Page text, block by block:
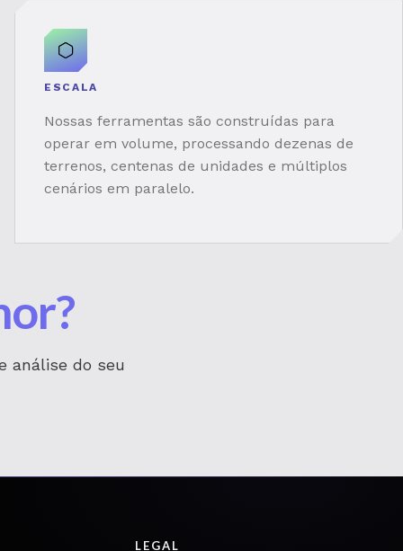
ESCALA
Nossas ferramentas são construídas para
operar em volume, processando dezenas de
terrenos, centenas de unidades e múltiplos
cenários em paralelo.
análise do seu
LEGAL